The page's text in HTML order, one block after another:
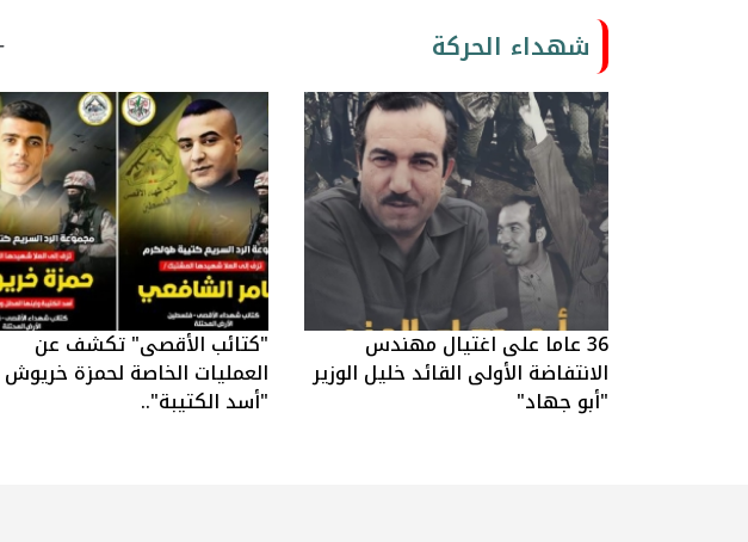
شهداء الحركة
36 عاما على اغتيال مهندس
الانتفاضة الأولى القائد خليل الوزير
"أبو جهاد"
"كتائب الأقصى" تكشف عن
العمليات الخاصة لحمزة خريوش
"أسد الكتيبة"..